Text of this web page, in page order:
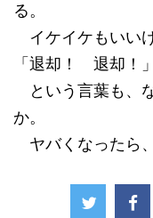
る。
イケイケもいいけ
「退却！ 退却！」
という言葉も、
か。
ヤバくなったら